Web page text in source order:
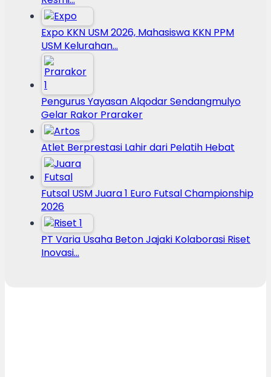
Expo KKN USM 2026, Mahasiswa KKN PPM
USM Kelurahan…
Pengurus Yayasan Alqodar Sendangmulyo
Gelar Rakor Praraker
Atlet Berprestasi Lahir dari Pelatih Hebat
Futsal USM Juara 1 Euro Futsal Championship
2026
PT Varia Usaha Beton Jajaki Kolaborasi Riset
Inovasi…